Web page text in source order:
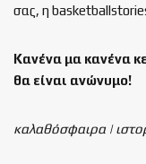
σας, η
Κανένα μα κανένα
θα είναι ανώνυμο!
καλαθόσφαιρα |